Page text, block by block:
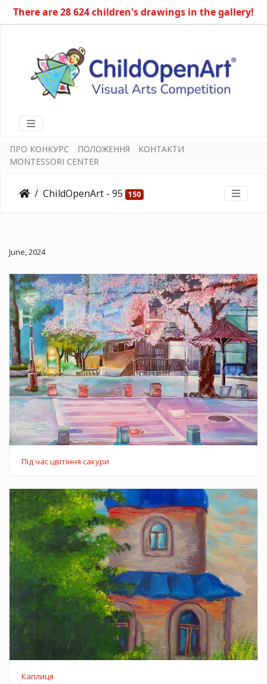
There are 28 624 children's drawings in the gallery!
ПРО КОНКУРС ПОЛОЖЕННЯ
КОНТАКТИ
MONTESSORI CENTER
ChildOpenArt - 95 150
June, 2024
Під час цвітіння сакури
Каплиця